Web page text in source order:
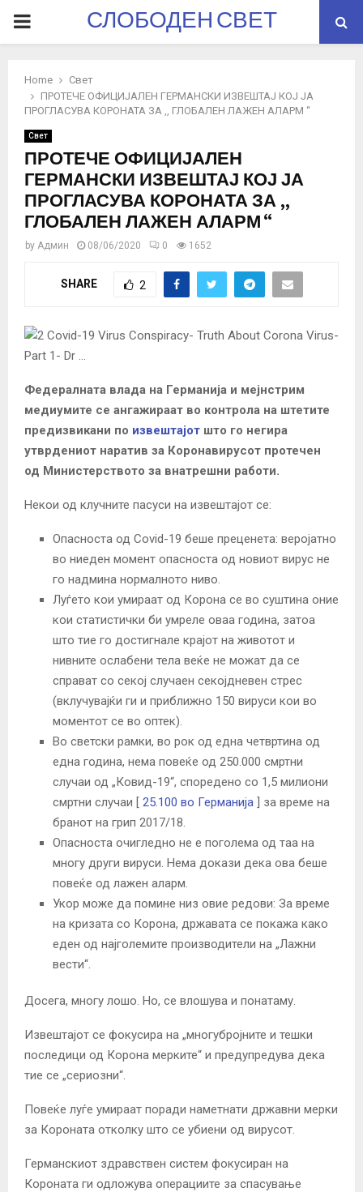
PRIMARYСЛОБОДЕН СВЕТ
Home
Свет
ПРОТЕЧЕ ОФИЦИЈАЛЕН ГЕРМАНСКИ ИЗВЕШТАЈ КОЈ ЈА
ПРОГЛАСУВА КОРОНАТА ЗА ,, ГЛОБАЛЕН ЛАЖЕН АЛАРМ “
Свет
ПРОТЕЧЕ ОФИЦИЈАЛЕН
ГЕРМАНСКИ ИЗВЕШТАЈ КОЈ ЈА
ПРОГЛАСУВА КОРОНАТА ЗА ,,
ГЛОБАЛЕН ЛАЖЕН АЛАРМ “
by Админ 08/06/2020 0 1652
SHARE 2
Федералната влада на Германија и мејнстрим
медиумите се ангажираат во контрола на штетите
предизвикани по извештајот што го негира
утврдениот наратив за Коронавирусот протечен
од Министерството за внатрешни работи.
Некои од клучните пасуси на извештајот се:
Опасноста од Covid-19 беше преценета: веројатно
во ниеден момент опасноста од новиот вирус не
го надмина нормалното ниво.
Луѓето кои умираат од Корона се во суштина оние
кои статистички би умреле оваа година, затоа
што тие го достигнале крајот на животот и
нивните ослабени тела веќе не можат да се
справат со секој случаен секојдневен стрес
(вклучувајќи ги и приближно 150 вируси кои во
моментот се во оптек).
Во светски рамки, во рок од една четвртина од
една година, нема повеќе од 250.000 смртни
случаи од „Ковид-19“, споредено со 1,5 милиони
смртни случаи [ 25.100 во Германија ] за време на
бранот на грип 2017/18.
Опасноста очигледно не е поголема од таа на
многу други вируси. Нема докази дека ова беше
повеќе од лажен аларм.
Укор може да помине низ овие редови: За време
на кризата со Корона, државата се покажа како
еден од најголемите производители на „Лажни
вести“.
Досега, многу лошо. Но, се влошува и понатаму.
Извештајот се фокусира на „многубројните и тешки
последици од Корона мерките“ и предупредува дека
тие се „сериозни“.
Повеќе луѓе умираат поради наметнати државни мерки
за Короната отколку што се убиени од вирусот.
Германскиот здравствен систем фокусиран на
Короната ги одложува операциите за спасување